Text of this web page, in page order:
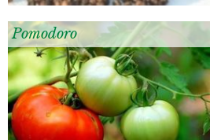
Pomodoro